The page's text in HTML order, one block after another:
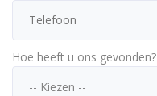
Hoe heeft u ons gevonden?